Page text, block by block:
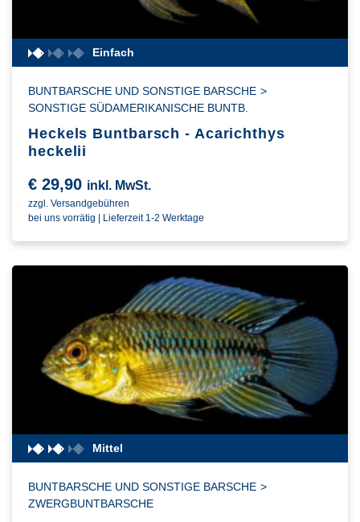
Einfach
BUNTBARSCHE UND SONSTIGE BARSCHE >
SONSTIGE SÜDAMERIKANISCHE BUNTB.
Heckels Buntbarsch - Acarichthys
heckelii
€ 29,90 inkl. MwSt.
zzgl. Versandgebühren
bei uns vorrätig | Lieferzeit 1-2 Werktage
Mittel
BUNTBARSCHE UND SONSTIGE BARSCHE >
ZWERGBUNTBARSCHE